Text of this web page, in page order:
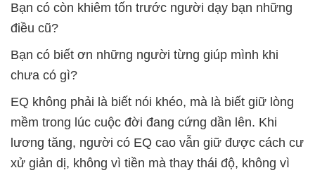
Bạn có còn khiêm tốn trước người dạy bạn những
điều cũ?
Bạn có biết ơn những người từng giúp mình khi
chưa có gì?
EQ không phải là biết nói khéo, mà là biết giữ lòng
mềm trong lúc cuộc đời đang cứng dần lên. Khi
lương tăng, người có EQ cao vẫn giữ được cách cư
xử giản dị, không vì tiền mà thay thái độ, không vì